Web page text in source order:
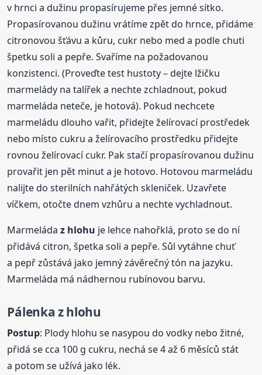
v hrnci a dužinu propasírujeme přes jemné sítko.
Propasírovanou dužinu vrátíme zpět do hrnce, přidáme
citronovou šťávu a kůru, cukr nebo med a podle chuti
špetku soli a pepře. Svaříme na požadovanou
konzistenci. (Proveďte test hustoty – dejte lžičku
marmelády na talířek a nechte zchladnout, pokud
marmeláda neteče, je hotová). Pokud nechcete
marmeládu dlouho vařit, přidejte želírovací prostředek
nebo místo cukru a želírovacího prostředku přidejte
rovnou želírovací cukr. Pak stačí propasírovanou dužinu
provařit jen pět minut a je hotovo. Hotovou marmeládu
nalijte do sterilních nahřátých skleniček. Uzavřete
víčkem, otočte dnem vzhůru a nechte vychladnout.
Marmeládaz hlohu je lehce nahořklá, proto se do ní
přidává citron, špetka soli a pepře. Sůl vytáhne chuť
a pepř zůstává jako jemný závěrečný tón na jazyku.
Marmeláda má nádhernou rubínovou barvu.
Pálenka z hlohu
Postup: Plody hlohu se nasypou do vodky nebo žitné,
přidá se cca 100 g cukru, nechá se 4 až 6 měsíců stát
a potom se užívá jako lék.